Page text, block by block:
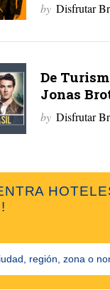
by Disfrutar
De
Jonas
by Disfrutar